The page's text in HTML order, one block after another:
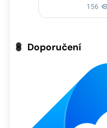
Doporučení